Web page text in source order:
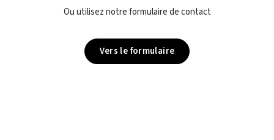
Ou utilisez notre formulaire de contact
Vers le formulaire